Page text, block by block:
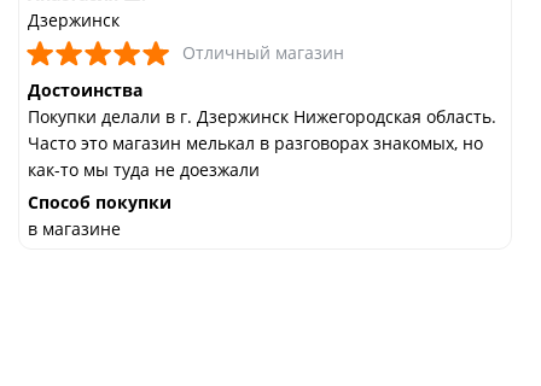
Дзержинск
Отличный магазин
Достоинства
Покупки делали в г. Дзержинск Нижегородская область.
Часто это магазин мелькал в разговорах знакомых, но
как-то мы туда не доезжали
Способ покупки
в магазине